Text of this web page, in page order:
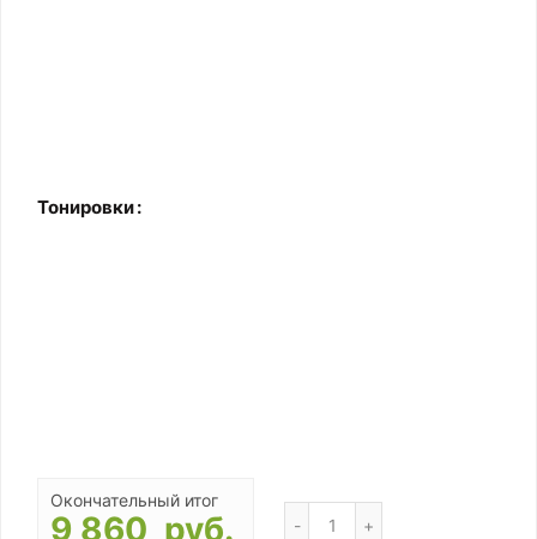
Тонировки
Окончательный итог
9 860 руб.